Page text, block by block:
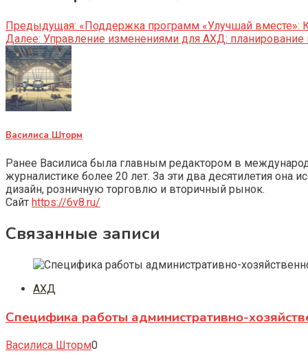
Предыдущая: «Поддержка программ «Улучшай
Далее: Управление изменениями для АХД: планирование
Василиса Шторм
Ранее Василиса была главным редактором в
журналистике более 20 лет. За эти два десятилетия
дизайн, розничную торговлю и вторичный рынок.
Сайт https://6v8.ru/
Связанные записи
АХД
Специфика работы административно-
Василиса Шторм0